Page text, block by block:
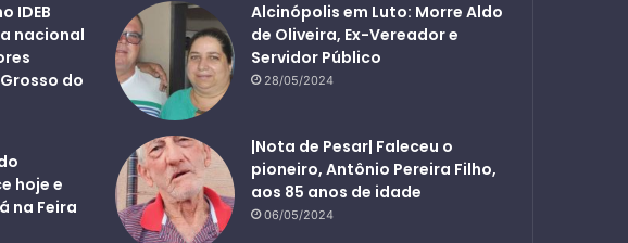
IDEB
nacional
do
hoje e
na Feira
Alcinópolis em Luto: Morre Aldo
de Oliveira, Ex-Vereador e
Servidor Público
28/05/2024
|Nota de Pesar| Faleceu o
pioneiro, Antônio Pereira Filho,
aos 85 anos de idade
06/05/2024